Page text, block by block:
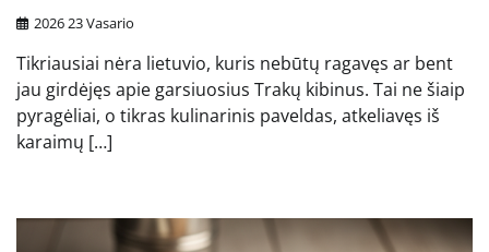
2026 23 Vasario
Tikriausiai nėra lietuvio, kuris nebūtų ragavęs ar bent
jau girdėjęs apie garsiuosius Trakų kibinus. Tai ne šiaip
pyragėliai, o tikras kulinarinis paveldas, atkeliavęs iš
karaimų […]